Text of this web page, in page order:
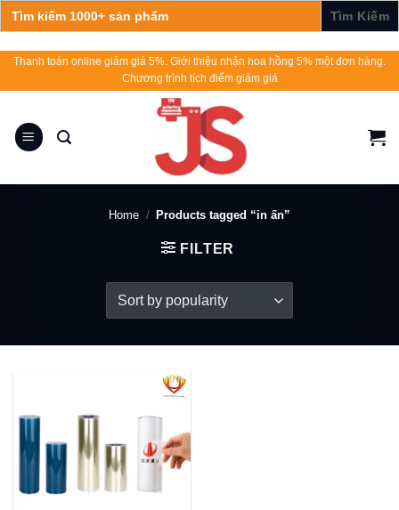
Search
for:
Skip
Thanh toán online giảm giá 5%. Giới thiệu nhận hoa hồng 5% một đơn hàng.
Chương trình tích điểm giảm giá
Home / Products tagged “in ấn”
FILTER